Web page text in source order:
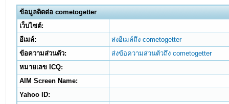
ข้อมูลติดต่อ cometogetter
เว็บไซต์:
อีเมล์:
ส่งอีเมล์ถึง cometogetter
ข้อความส่วนตัว:
ส่งข้อความส่วนตัวถึง cometogetter
หมายเลข ICQ:
AIM Screen Name:
Yahoo ID: